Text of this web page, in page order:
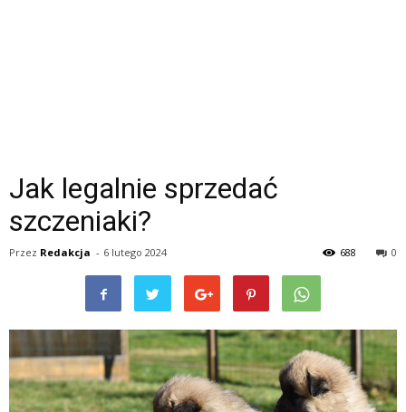
Jak legalnie sprzedać
szczeniaki?
Przez Redakcja - 6 lutego 2024 0
688